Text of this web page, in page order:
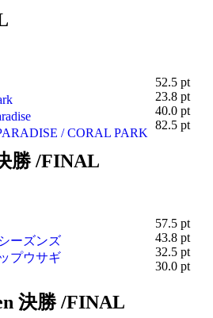
52.5 pt
23.8 pt
40.0 pt
/ CORAL PARK
82.5 pt
勝 /FINAL
57.5 pt
ーズンズ
43.8 pt
プウサギ
32.5 pt
30.0 pt
決勝 /FINAL